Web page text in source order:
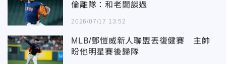
倫離隊：和老闆談過
2026/07/17 13:52
MLB/鄧愷威新人聯盟丟復健賽 主帥
盼他明星賽後歸隊